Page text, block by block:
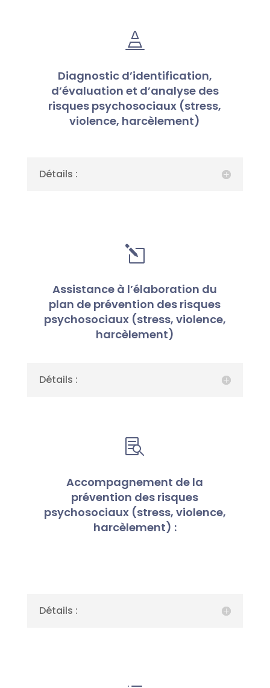

Diagnostic d’identification,
d’évaluation et d’analyse des
risques psychosociaux (stress,
violence, harcèlement)
Détails :
l
Assistance à l’élaboration du
plan de prévention des risques
psychosociaux (stress, violence,
harcèlement)
Détails :

Accompagnement de la
prévention des risques
psychosociaux (stress, violence,
harcèlement) :
Détails :